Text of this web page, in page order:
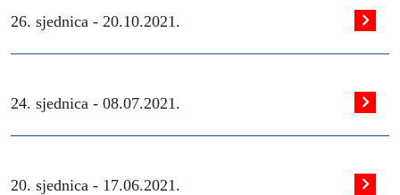
26. sjednica - 20.10.2021.
24. sjednica - 08.07.2021.
20. sjednica - 17.06.2021.